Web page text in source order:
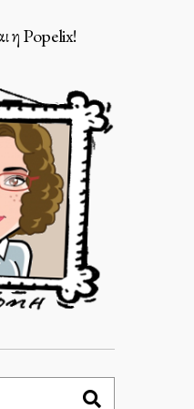
η Popelix!